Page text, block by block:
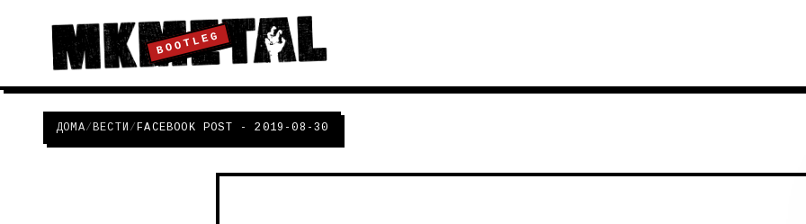
BOOTLEG
ДОМА/ВЕСТИ /FACEBOOK POST - 2019-08-30